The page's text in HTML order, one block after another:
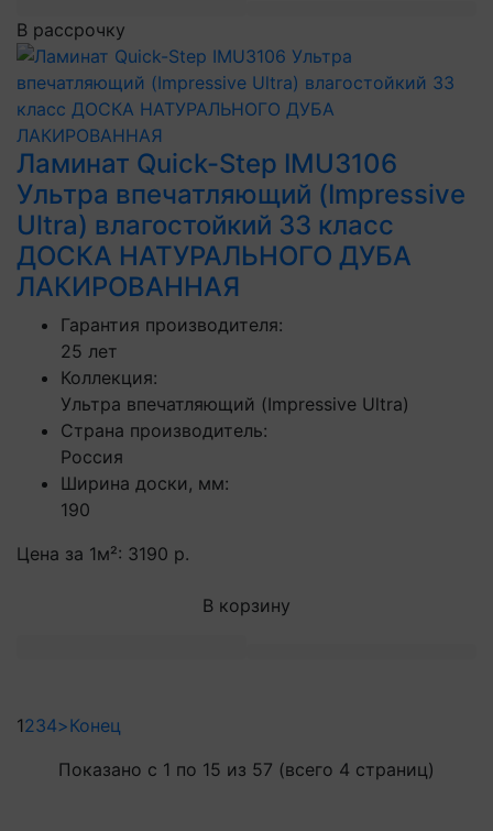
В рассрочку
Ламинат Quick-Step IMU3106
Ультра впечатляющий (Impressive
Ultra) влагостойкий 33 класс
ДОСКА НАТУРАЛЬНОГО ДУБА
ЛАКИРОВАННАЯ
Гарантия производителя:
25 лет
Коллекция:
Ультра впечатляющий (Impressive Ultra)
Страна производитель:
Россия
Ширина доски, мм:
190
Цена за 1м²: 3190 р.
В корзину
1234>Конец
Показано с 1 по 15 из 57 (всего 4 страниц)